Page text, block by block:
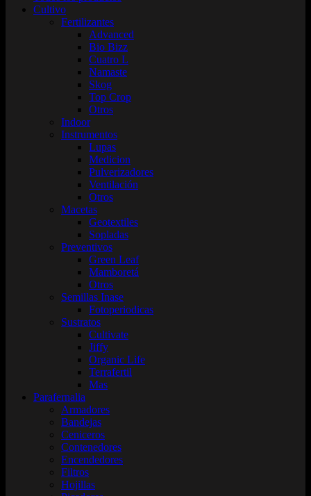
Cultivo
Fertilizantes
Advanced
Bio Bizz
Cuatro L
Namaste
Skog
Top Crop
Otros
Indoor
Instrumentos
Lupas
Medicion
Pulverizadores
Ventilación
Otros
Macetas
Geotextiles
Sopladas
Preventivos
Green Leaf
Mamboretá
Otros
Semillas Inase
Fotoperiodicas
Sustratos
Cultivate
Jiffy
Organic Life
Terrafertil
Mas
Parafernalia
Armadores
Bandejas
Ceniceros
Contenedores
Encendedores
Filtros
Hojillas